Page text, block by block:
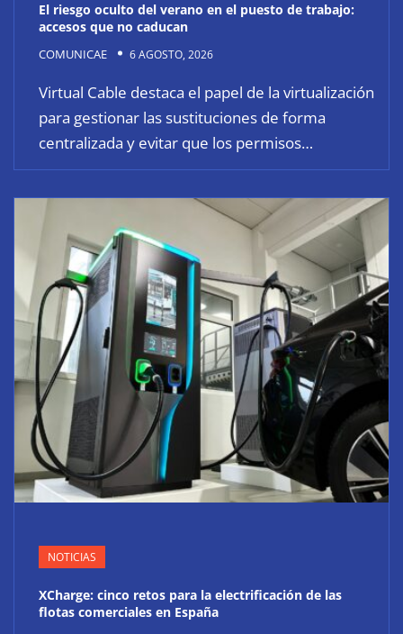
El riesgo oculto del verano en el puesto de trabajo:
accesos que no caducan
COMUNICAE 6 AGOSTO, 2026
Virtual Cable destaca el papel de la virtualización
para gestionar las sustituciones de forma
centralizada y evitar que los permisos…
NOTICIAS
XCharge: cinco retos para la electrificación de las
flotas comerciales en España